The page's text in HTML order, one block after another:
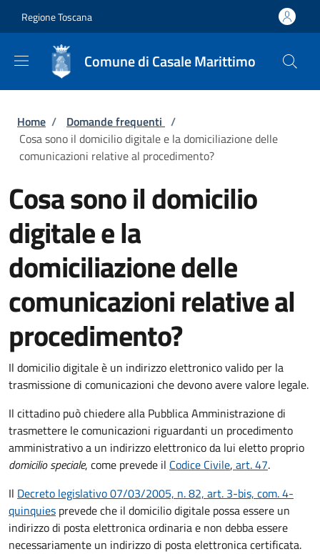
Regione Toscana
Comune di Casale Marittimo
Briciole di pane
Home / Domande frequenti /
Cosa sono il domicilio digitale e la domiciliazione delle
comunicazioni relative al procedimento?
Cosa sono il domicilio
digitale e la
domiciliazione delle
comunicazioni relative al
procedimento?
Il domicilio digitale è un indirizzo elettronico valido per la
trasmissione di comunicazioni che devono avere valore legale.
Il cittadino può chiedere alla Pubblica Amministrazione di
trasmettere le comunicazioni riguardanti un procedimento
amministrativo a un indirizzo elettronico da lui eletto proprio
domicilio speciale, come prevede il Codice Civile, art. 47.
Il Decreto legislativo 07/03/2005, n. 82, art. 3-bis, com. 4-
quinquies prevede che il domicilio digitale possa essere un
indirizzo di posta elettronica ordinaria e non debba essere
necessariamente un indirizzo di posta elettronica certificata.